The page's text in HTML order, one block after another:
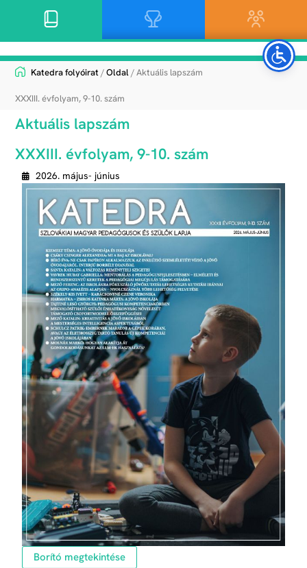
Katedra folyóirat/Oldal/ Aktuális lapszám
XXXIII. évfolyam, 9-10. szám
Aktuális lapszám
XXXIII. évfolyam, 9-10. szám
2026. május- június
Borító megtekintése